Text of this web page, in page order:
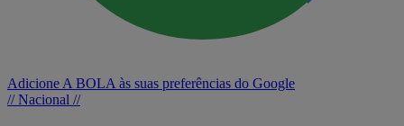
Adicione A BOLA às suas preferências do Google
// Nacional //